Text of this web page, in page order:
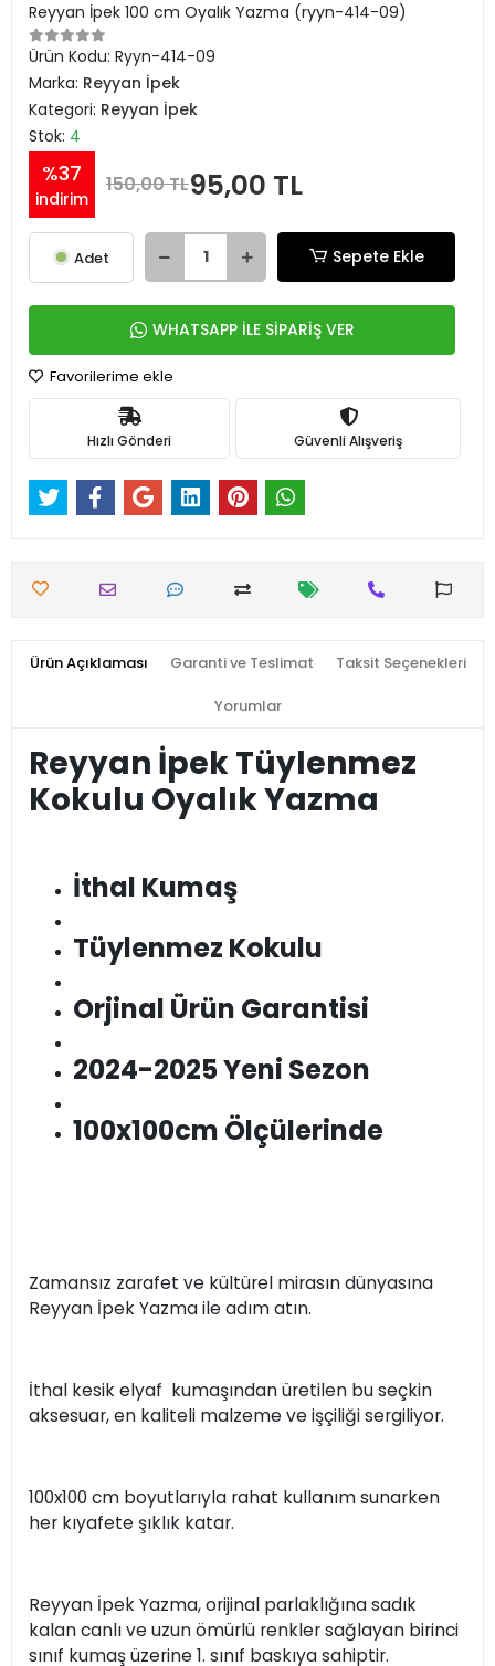
Reyyan İpek 100 cm Oyalık Yazma (ryyn-414-09)
Ürün Kodu: Ryyn-414-09
Marka: Reyyan İpek
Kategori: Reyyan İpek
Stok: 4
%37
indirim
150,00 TL95,00 TL
Adet Sepete Ekle
WHATSAPP İLE SİPARİŞ VER
Favorilerime ekle
Hızlı Gönderi Güvenli Alışveriş
Ürün Açıklaması Garanti ve Teslimat Taksit Seçenekleri
Yorumlar
Reyyan İpek Tüylenmez
Kokulu Oyalık Yazma
İthal Kumaş
Tüylenmez Kokulu
Orjinal Ürün Garantisi
2024-2025 Yeni Sezon
100x100cm Ölçülerinde
Zamansız zarafet ve kültürel mirasın dünyasına
Reyyan İpek Yazma ile adım atın.
İthal kesik elyaf kumaşından üretilen bu seçkin
aksesuar, en kaliteli malzeme ve işçiliği sergiliyor.
100x100 cm boyutlarıyla rahat kullanım sunarken
her kıyafete şıklık katar.
Reyyan İpek Yazma, orijinal parlaklığına sadık
kalan canlı ve uzun ömürlü renkler sağlayan birinci
sınıf kumaş üzerine 1. sınıf baskıya sahiptir.